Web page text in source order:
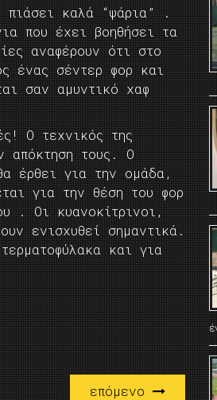
πιάσει καλά “ψάρια” .
που έχει βοηθήσει τα
αναφέρουν ότι στο
ένας σέντερ φορ και
σαν αμυντικό χαφ
Ο τεχνικός της
απόκτηση τους. Ο
έρθει για την ομάδα,
για την θέση του φορ
. Οι κυανοκίτρινοι,
ενισχυθεί σημαντικά.
και για
επόμενο